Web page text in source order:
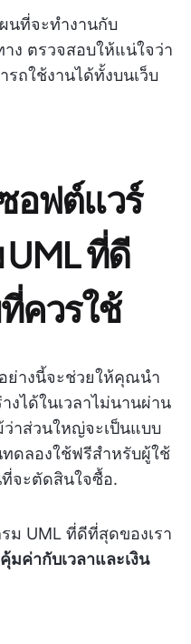
นที่จะทำงานกับ
ง ตรวจสอบให้แน่ใจว่า
ถใช้งานได้ทั้งบนเว็บ
อฟต์แวร์
ที่ดี
ควรใช้
ย่างนี้จะช่วยให้คุณนำ
งได้ในเวลาไม่นานผ่าน
าส่วนใหญ่จะเป็นแบบ
ทดลองใช้ฟรีสำหรับผู้ใช้
จะตัดสินใจซื้อ.
ม UML ที่ดีที่สุดของเรา
มค่ากับเวลาและเงิน